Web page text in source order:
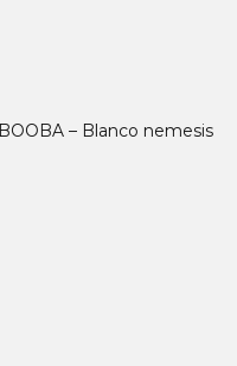
BOOBA – Blanco nemesis